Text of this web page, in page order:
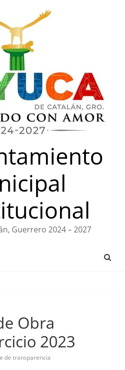
Guerrero 2024 – 2027
Obra
2023
de transparencia